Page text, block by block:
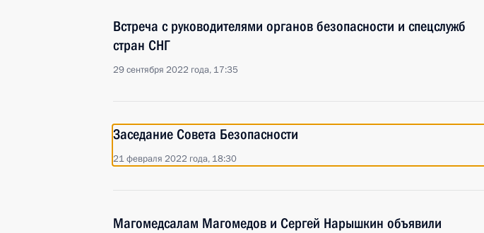
Встреча с руководителями органов безопасности и спецслужб
стран СНГ
29 сентября 2022 года, 17:35
Заседание Совета Безопасности
21 февраля 2022 года, 18:30
Магомедсалам Магомедов и Сергей Нарышкин объявили